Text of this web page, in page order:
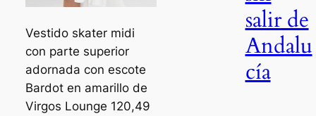
Vestido skater midi
con parte superior
adornada con escote
Bardot en amarillo de
Virgos Lounge 120,49
salir de
Andalu
cía